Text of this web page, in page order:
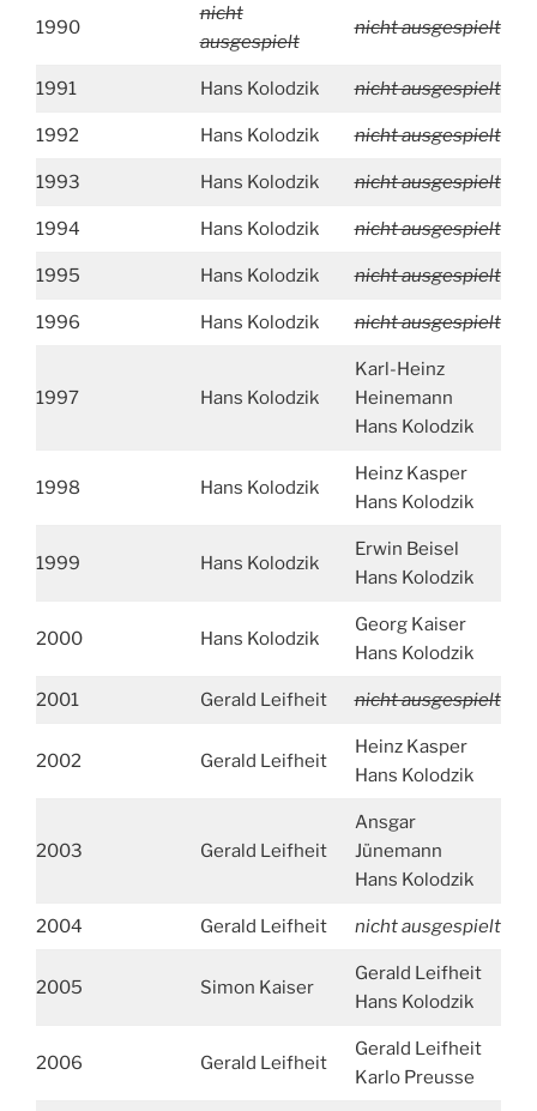
1990
nicht
ausgespielt
nicht ausgespielt
1991 Hans Kolodzik nicht ausgespielt
1992 Hans Kolodzik nicht ausgespielt
1993 Hans Kolodzik nicht ausgespielt
1994 Hans Kolodzik nicht ausgespielt
1995 Hans Kolodzik nicht ausgespielt
1996 Hans Kolodzik nicht ausgespielt
1997 Hans Kolodzik
Karl-Heinz
Heinemann
Hans Kolodzik
1998 Hans Kolodzik
Heinz Kasper
Hans Kolodzik
1999 Hans Kolodzik
Erwin Beisel
Hans Kolodzik
2000 Hans Kolodzik
Georg Kaiser
Hans Kolodzik
2001 Gerald Leifheit nicht ausgespielt
2002 Gerald Leifheit
Heinz Kasper
Hans Kolodzik
2003 Gerald Leifheit
Ansgar
Jünemann
Hans Kolodzik
2004 Gerald Leifheit nicht ausgespielt
2005 Simon Kaiser
Gerald Leifheit
Hans Kolodzik
2006 Gerald Leifheit
Gerald Leifheit
Karlo Preusse